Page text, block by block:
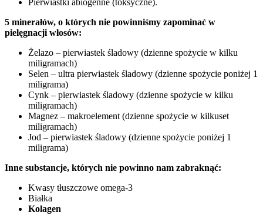
Pierwiastki abiogenne (toksyczne).
5 minerałów, o których nie powinniśmy zapominać w
pielęgnacji włosów:
Żelazo – pierwiastek śladowy (dzienne spożycie w kilku
miligramach)
Selen – ultra pierwiastek śladowy (dzienne spożycie poniżej 1
miligrama)
Cynk – pierwiastek śladowy (dzienne spożycie w kilku
miligramach)
Magnez – makroelement (dzienne spożycie w kilkuset
miligramach)
Jod – pierwiastek śladowy (dzienne spożycie poniżej 1
miligrama)
Inne substancje, których nie powinno nam zabraknąć:
Kwasy tłuszczowe omega-3
Białka
Kolagen